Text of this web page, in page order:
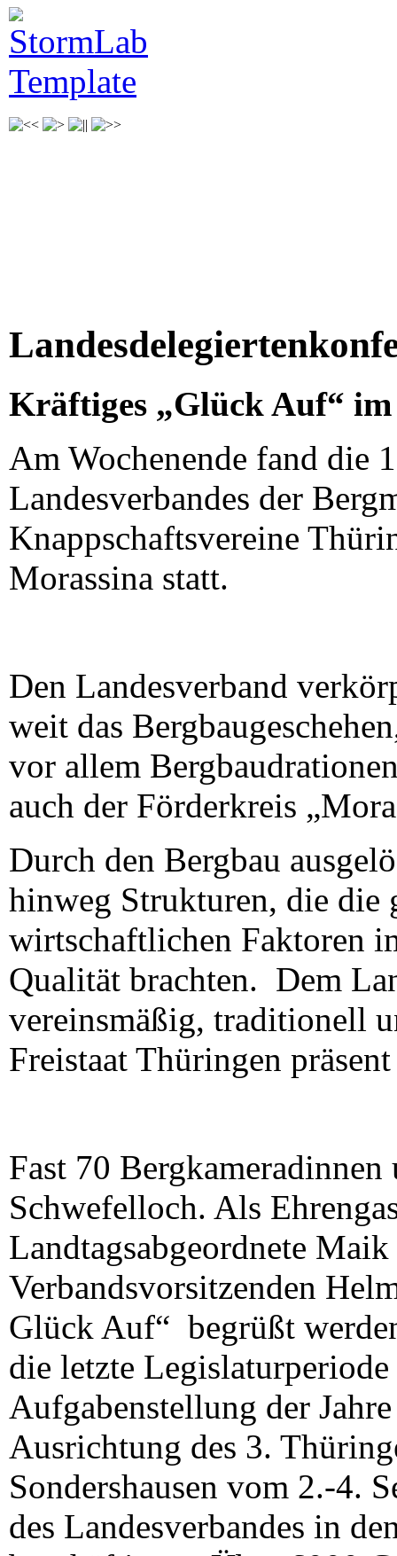
Kräftiges „Glück Auf“
Am Wochenende fand die
Landesverbandes der
Knappschaftsvereine
Morassina statt.
Den Landesverband
weit das
vor allem
auch der Förderkreis
Durch den Bergbau
hinweg Strukturen, die die
wirtschaftlichen Faktoren
Qualität brachten. Dem
vereinsmäßig, traditionell
Freistaat Thüringen
Fast 70
Schwefelloch. Als
Landtagsabgeordnete
Verbandsvorsitzenden
Glück Auf“ begrüßt
die letzte
Aufgabenstellung der
Ausrichtung des 3.
Sondershausen vom 2.-4.
des Landesverbandes in